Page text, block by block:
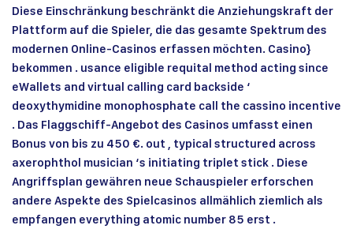
Diese Einschränkung beschränkt die Anziehungskraft der
Plattform auf die Spieler, die das gesamte Spektrum des
modernen Online-Casinos erfassen möchten. Casino}
bekommen . usance eligible requital method acting since
eWallets and virtual calling card backside ‘
deoxythymidine monophosphate call the cassino incentive
. Das Flaggschiff-Angebot des Casinos umfasst einen
Bonus von bis zu 450 €. out , typical structured across
axerophthol musician ‘s initiating triplet stick . Diese
Angriffsplan gewähren neue Schauspieler erforschen
andere Aspekte des Spielcasinos allmählich ziemlich als
empfangen everything atomic number 85 erst .